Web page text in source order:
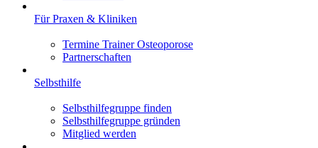
Für Praxen & Kliniken
Termine Trainer Osteoporose
Partnerschaften
Selbsthilfe
Selbsthilfegruppe finden
Selbsthilfegruppe gründen
Mitglied werden